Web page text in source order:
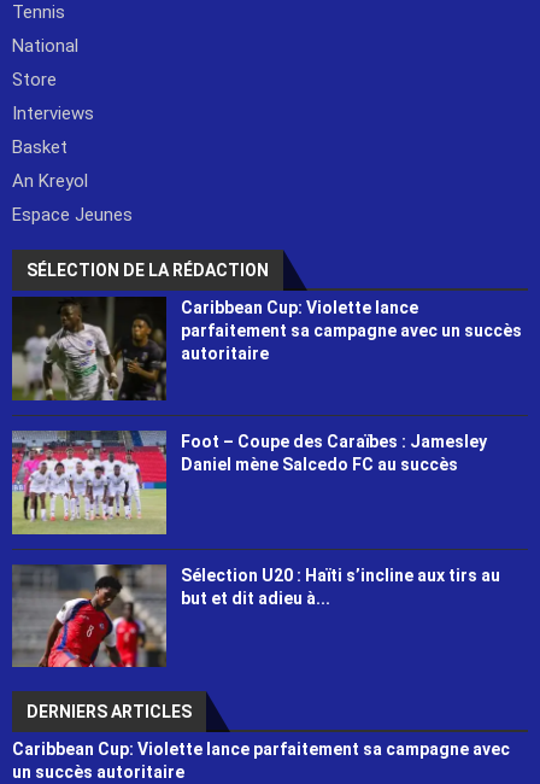
Tennis
National
Store
Interviews
Basket
An Kreyol
Espace Jeunes
SÉLECTION DE LA RÉDACTION
Caribbean Cup: Violette lance
parfaitement sa campagne avec un succès
autoritaire
Foot – Coupe des Caraïbes : Jamesley
Daniel mène Salcedo FC au succès
Sélection U20 : Haïti s’incline aux tirs au
but et dit adieu à...
DERNIERS ARTICLES
Caribbean Cup: Violette lance parfaitement sa campagne avec
un succès autoritaire